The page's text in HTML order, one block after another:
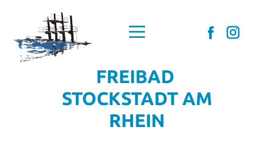
Home
Förderverein
Mitglied werden
FREIBAD
STOCKSTADT AM
RHEIN